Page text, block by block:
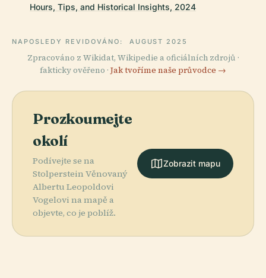
Hours, Tips, and Historical Insights, 2024
NAPOSLEDY REVIDOVÁNO: AUGUST 2025
Zpracováno z Wikidat, Wikipedie a oficiálních zdrojů ·
fakticky ověřeno · Jak tvoříme naše průvodce →
Prozkoumejte
okolí
Podívejte se na
Stolperstein Věnovaný
Albertu Leopoldovi
Vogelovi na mapě a
objevte, co je poblíž.
Zobrazit mapu